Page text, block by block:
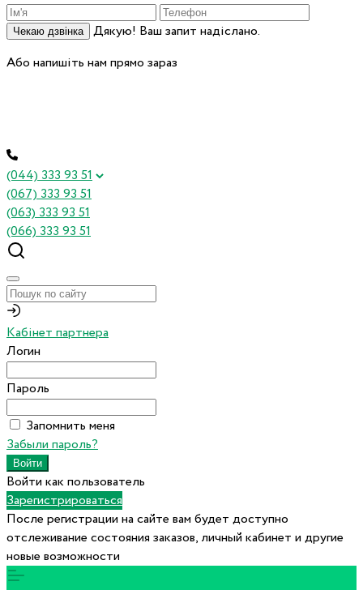
Чекаю дзвінка
Дякую! Ваш запит надіслано.
Або напишіть нам прямо зараз
(044) 333 93 51
(067) 333 93 51
(063) 333 93 51
(066) 333 93 51
Кабінет партнера
Логин
Пароль
Запомнить меня
Забыли пароль?
Войти как пользователь
Зарегистрироваться
После регистрации на сайте вам будет доступно
отслеживание состояния заказов, личный кабинет и другие
новые возможности